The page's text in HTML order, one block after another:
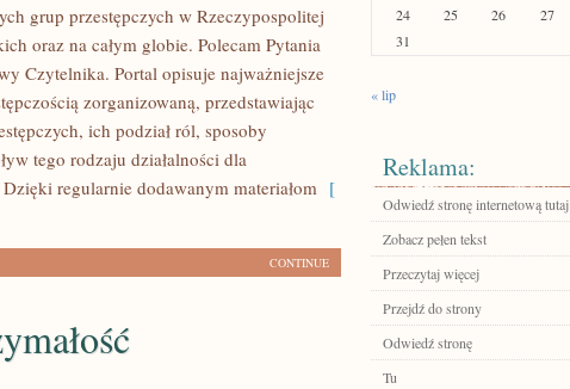
grup przestępczych w Rzeczypospolitej
oraz na całym globie. Polecam Pytania
Czytelnika. Portal opisuje najważniejsze
zorganizowaną, przedstawiając
ich podział ról, sposoby
tego rodzaju działalności dla
regularnie dodawanym materiałom [
CONTINUE
24
25 26 27
31
« lip
Reklama:
Odwiedź stronę internetową tutaj
Zobacz pełen tekst
Przeczytaj więcej
Przejdź do strony
Odwiedź stronę
Tu